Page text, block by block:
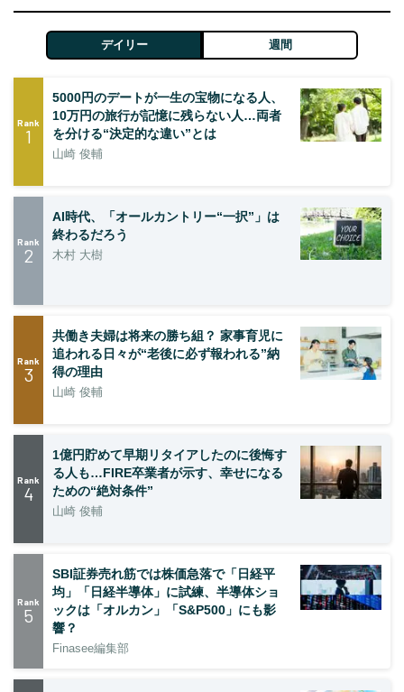
デイリー 週間
Rank
1
5000円のデートが一生の宝物になる人、
10万円の旅行が記憶に残らない人…両者
を分ける“決定的な違い”とは
山崎 俊輔
Rank
2
AI時代、「オールカントリー“一択”」は
終わるだろう
木村 大樹
Rank
3
共働き夫婦は将来の勝ち組？ 家事育児に
追われる日々が“老後に必ず報われる”納
得の理由
山崎 俊輔
Rank
4
1億円貯めて早期リタイアしたのに後悔す
る人も…FIRE卒業者が示す、幸せになる
ための“絶対条件”
山崎 俊輔
Rank
5
SBI証券売れ筋では株価急落で「日経平
均」「日経半導体」に試練、半導体ショ
ックは「オルカン」「S&P500」にも影
響？
Finasee編集部